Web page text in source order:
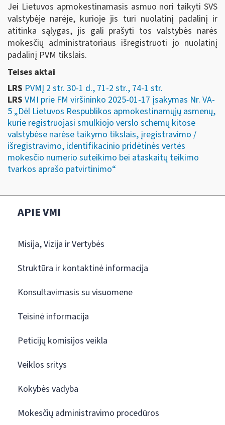
Jei Lietuvos apmokestinamasis asmuo nori taikyti SVS
valstybėje narėje, kurioje jis turi nuolatinį padalinį ir
atitinka sąlygas, jis gali prašyti tos valstybės narės
mokesčių administratoriaus išregistruoti jo nuolatinį
padalinį PVM tikslais.
Teises aktai
LRS PVMĮ 2 str. 30-1 d., 71-2 str., 74-1 str.
LRS VMI prie FM viršininko 2025-01-17 įsakymas Nr. VA-
5 „Dėl Lietuvos Respublikos apmokestinamųjų asmenų,
kurie registruojasi smulkiojo verslo schemų kitose
valstybėse narėse taikymo tikslais, įregistravimo /
išregistravimo, identifikacinio pridėtinės vertės
mokesčio numerio suteikimo bei ataskaitų teikimo
tvarkos aprašo patvirtinimo“
APIE VMI
Misija, Vizija ir Vertybės
Struktūra ir kontaktinė informacija
Konsultavimasis su visuomene
Teisinė informacija
Peticijų komisijos veikla
Veiklos sritys
Kokybės vadyba
Mokesčių administravimo procedūros